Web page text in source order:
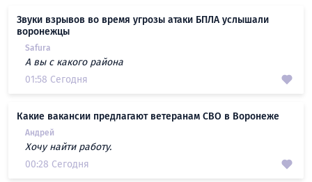
Звуки взрывов во время угрозы атаки БПЛА услышали
воронежцы
Safura
А вы с какого района
01:58 Сегодня
Какие вакансии предлагают ветеранам СВО в Воронеже
Андрей
Хочу найти работу.
00:28 Сегодня